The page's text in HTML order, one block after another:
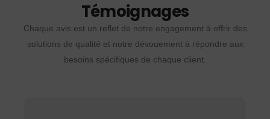
Témoignages
Chaque avis est un reflet de notre engagement à offrir des
solutions de qualité et notre dévouement à répondre aux
besoins spécifiques de chaque client.